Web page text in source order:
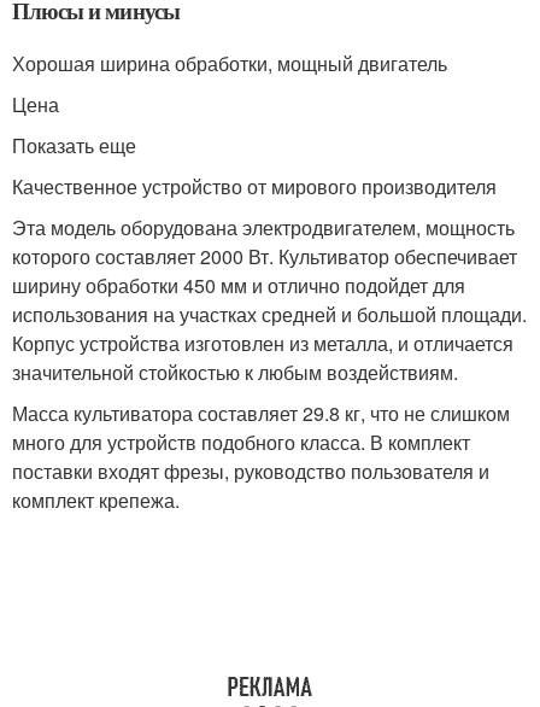
Плюсы и минусы
Хорошая ширина обработки, мощный двигатель
Цена
Показать еще
Качественное устройство от мирового производителя
Эта модель оборудована электродвигателем, мощность
которого составляет 2000 Вт. Культиватор обеспечивает
ширину обработки 450 мм и отлично подойдет для
использования на участках средней и большой площади.
Корпус устройства изготовлен из металла, и отличается
значительной стойкостью к любым воздействиям.
Масса культиватора составляет 29.8 кг, что не слишком
много для устройств подобного класса. В комплект
поставки входят фрезы, руководство пользователя и
комплект крепежа.